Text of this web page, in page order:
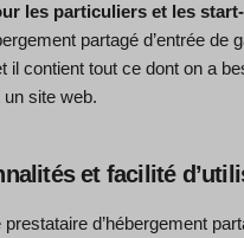
les particuliers et les
partagé d’entrée de
il contient tout ce dont on a
site web.
et facilité
prestataire d’hébergement